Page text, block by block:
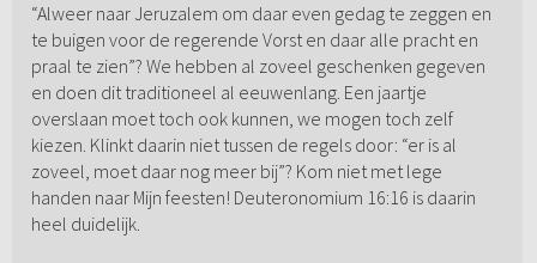
“Alweer naar Jeruzalem om daar even gedag te zeggen en
te buigen voor de regerende Vorst en daar alle pracht en
praal te zien”? We hebben al zoveel geschenken gegeven
en doen dit traditioneel al eeuwenlang. Een jaartje
overslaan moet toch ook kunnen, we mogen toch zelf
kiezen. Klinkt daarin niet tussen de regels door: “er is al
zoveel, moet daar nog meer bij”? Kom niet met lege
handen naar Mijn feesten! Deuteronomium 16:16 is daarin
heel duidelijk.